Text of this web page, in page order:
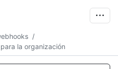
/
la organización